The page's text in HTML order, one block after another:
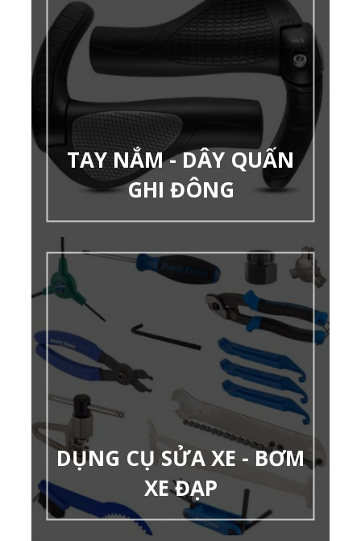
TAY NẮM - DÂY QUẤN
GHI ĐÔNG
DỤNG CỤ SỬA XE - BƠM
XE ĐẠP